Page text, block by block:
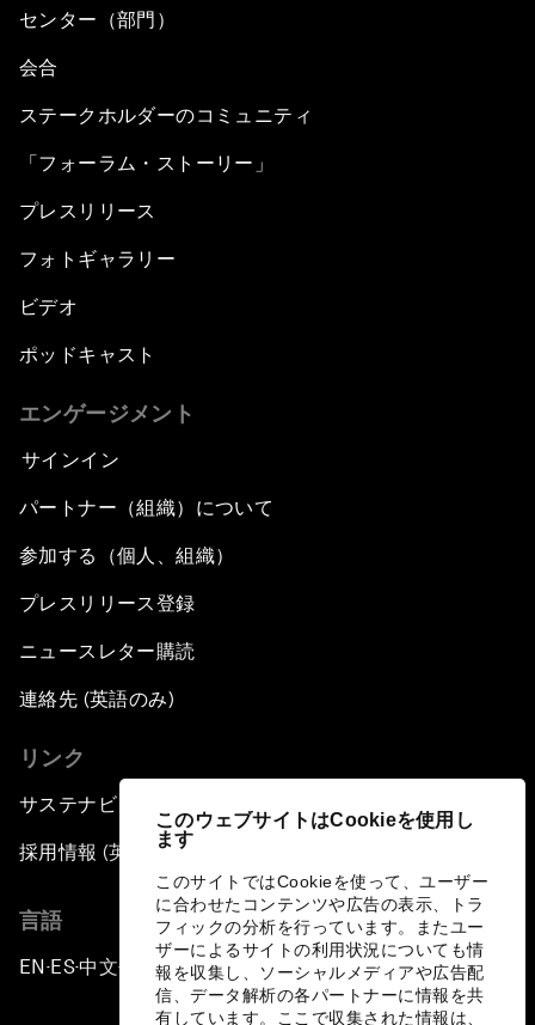
このウェブサイトはCookieを使用し
ます
このサイトではCookieを使って、ユーザー
に合わせたコンテンツや広告の表示、トラ
フィックの分析を行っています。またユー
ザーによるサイトの利用状況についても情
報を収集し、ソーシャルメディアや広告配
信、データ解析の各パートナーに情報を共
有しています。ここで収集された情報は、
センター（部門）
会合
ステークホルダーのコミュニティ
「フォーラム・ストーリー」
プレスリリース
フォトギャラリー
ビデオ
ポッドキャスト
エンゲージメント
サインイン
パートナー（組織）について
参加する（個人、組織）
プレスリリース登録
ニュースレター購読
連絡先 (英語のみ)
リンク
サステナビリティへの取り組み
採用情報 (英語のみ)
言語
EN ▪ES▪中文▪ 日本語